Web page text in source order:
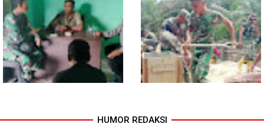
Kodim 0118 Tancap Gas
Rampungkan Finishing
Jembatan Garuda
Melalui Wasbang, Babinsa
Bentuk Karakter dan Jiwa
Patriotisme Pelajar
Babinsa dan Bhabinkamtibmas
Cuaca Tak Jadi Penghalang,
HUMOR REDAKSI